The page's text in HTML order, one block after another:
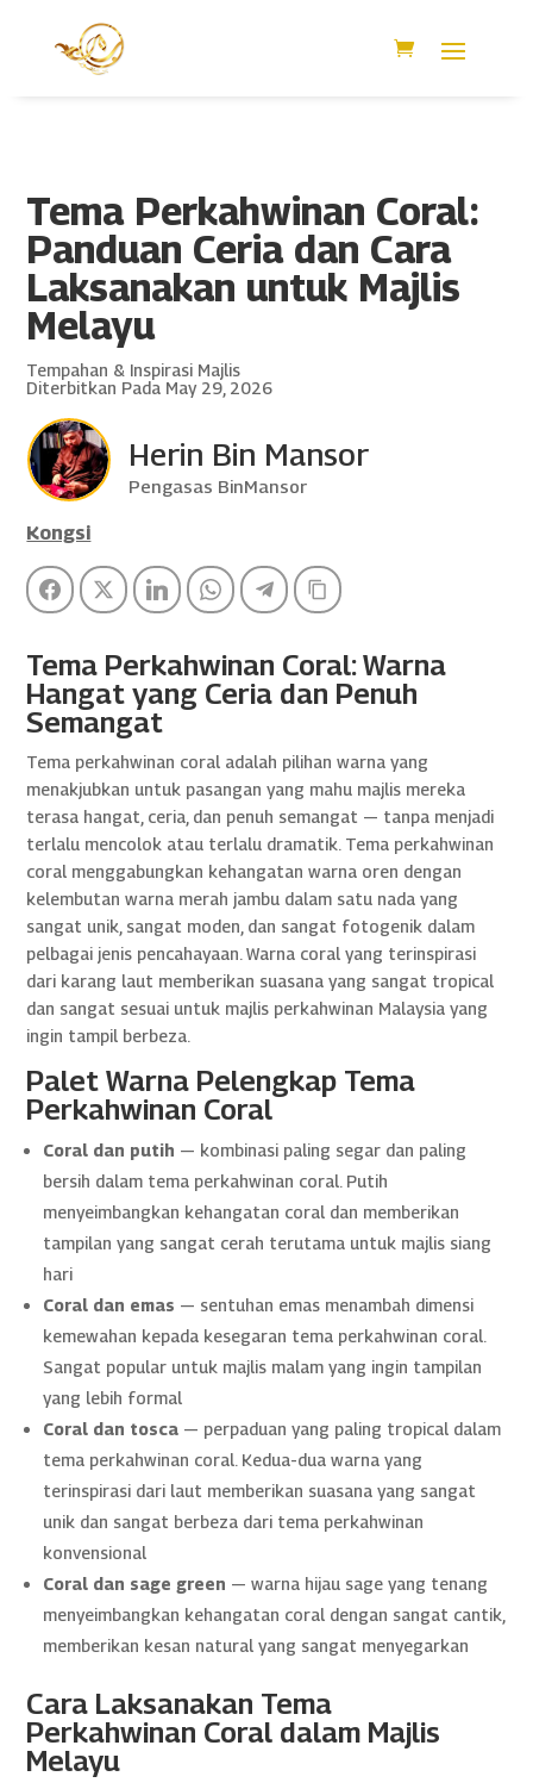
Tema Perkahwinan Coral:
Panduan Ceria dan Cara
Laksanakan untuk Majlis
Melayu
Tempahan & Inspirasi Majlis
Diterbitkan Pada May 29, 2026
Herin Bin Mansor
Pengasas BinMansor
Kongsi
FacebookTwitter LinkedInWhatsAppTelegramCopy Link
Tema Perkahwinan Coral: Warna
Hangat yang Ceria dan Penuh
Semangat
Tema perkahwinan coral adalah pilihan warna yang
menakjubkan untuk pasangan yang mahu majlis mereka
terasa hangat, ceria, dan penuh semangat — tanpa menjadi
terlalu mencolok atau terlalu dramatik. Tema perkahwinan
coral menggabungkan kehangatan warna oren dengan
kelembutan warna merah jambu dalam satu nada yang
sangat unik, sangat moden, dan sangat fotogenik dalam
pelbagai jenis pencahayaan. Warna coral yang terinspirasi
dari karang laut memberikan suasana yang sangat tropical
dan sangat sesuai untuk majlis perkahwinan Malaysia yang
ingin tampil berbeza.
Palet Warna Pelengkap Tema
Perkahwinan Coral
Coral dan putih — kombinasi paling segar dan paling
bersih dalam tema perkahwinan coral. Putih
menyeimbangkan kehangatan coral dan memberikan
tampilan yang sangat cerah terutama untuk majlis siang
hari
Coral dan emas — sentuhan emas menambah dimensi
kemewahan kepada kesegaran tema perkahwinan coral.
Sangat popular untuk majlis malam yang ingin tampilan
yang lebih formal
Coral dan tosca — perpaduan yang paling tropical dalam
tema perkahwinan coral. Kedua-dua warna yang
terinspirasi dari laut memberikan suasana yang sangat
unik dan sangat berbeza dari tema perkahwinan
konvensional
Coral dan sage green — warna hijau sage yang tenang
menyeimbangkan kehangatan coral dengan sangat cantik,
memberikan kesan natural yang sangat menyegarkan
Cara Laksanakan Tema
Perkahwinan Coral dalam Majlis
Melayu